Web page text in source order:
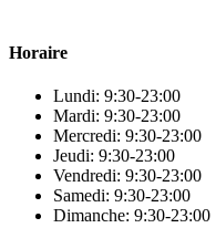
Horaire
Lundi: 9:30-23:00
Mardi: 9:30-23:00
Mercredi: 9:30-23:00
Jeudi: 9:30-23:00
Vendredi: 9:30-23:00
Samedi: 9:30-23:00
Dimanche: 9:30-23:00